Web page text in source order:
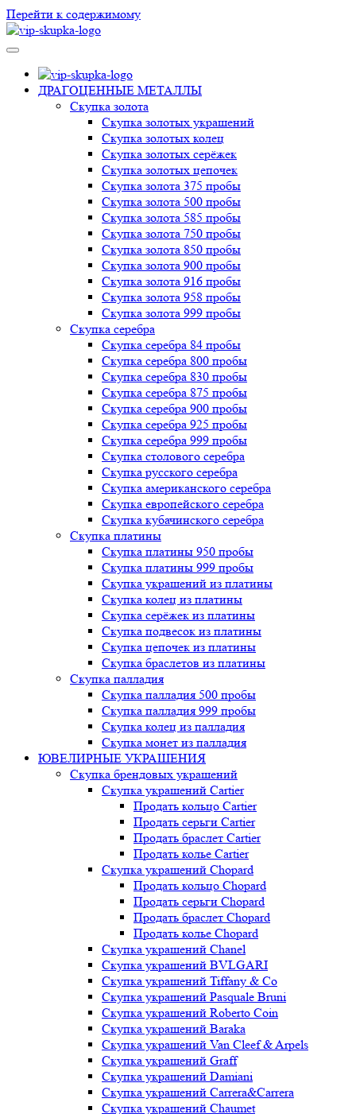
Перейти к содержимому
ДРАГОЦЕННЫЕ МЕТАЛЛЫ
Скупка золота
Скупка золотых украшений
Скупка золотых колец
Скупка золотых серёжек
Скупка золотых цепочек
Скупка золота 375 пробы
Скупка золота 500 пробы
Скупка золота 585 пробы
Скупка золота 750 пробы
Скупка золота 850 пробы
Скупка золота 900 пробы
Скупка золота 916 пробы
Скупка золота 958 пробы
Скупка золота 999 пробы
Скупка серебра
Скупка серебра 84 пробы
Скупка серебра 800 пробы
Скупка серебра 830 пробы
Скупка серебра 875 пробы
Скупка серебра 900 пробы
Скупка серебра 925 пробы
Скупка серебра 999 пробы
Скупка столового серебра
Скупка русского серебра
Скупка американского серебра
Скупка европейского серебра
Скупка кубачинского серебра
Скупка платины
Скупка платины 950 пробы
Скупка платины 999 пробы
Скупка украшений из платины
Скупка колец из платины
Скупка серёжек из платины
Скупка подвесок из платины
Скупка цепочек из платины
Скупка браслетов из платины
Скупка палладия
Скупка палладия 500 пробы
Скупка палладия 999 пробы
Скупка колец из палладия
Скупка монет из палладия
ЮВЕЛИРНЫЕ УКРАШЕНИЯ
Скупка брендовых украшений
Скупка украшений Cartier
Продать кольцо Cartier
Продать серьги Cartier
Продать браслет Cartier
Продать колье Cartier
Скупка украшений Chopard
Продать кольцо Chopard
Продать серьги Chopard
Продать браслет Chopard
Продать колье Chopard
Скупка украшений Chanel
Скупка украшений BVLGARI
Скупка украшений Tiffany & Co
Скупка украшений Pasquale Bruni
Скупка украшений Roberto Coin
Скупка украшений Baraka
Скупка украшений Van Cleef & Arpels
Скупка украшений Graff
Скупка украшений Damiani
Скупка украшений Carrera&Carrera
Скупка украшений Chaumet